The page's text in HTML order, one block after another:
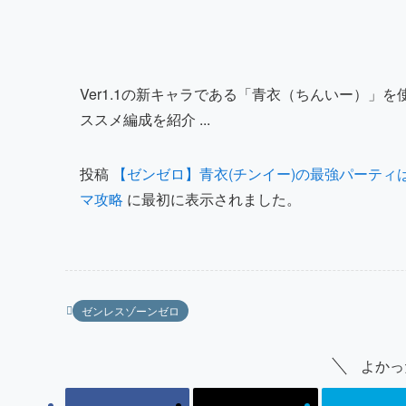
Ver1.1の新キャラである「青衣（ちんいー）」
ススメ編成を紹介 ...
投稿
【ゼンゼロ】青衣(チンイー)の最強パーテ
マ攻略 に最初に表示されました。
ゼンレスゾーンゼロ
よか